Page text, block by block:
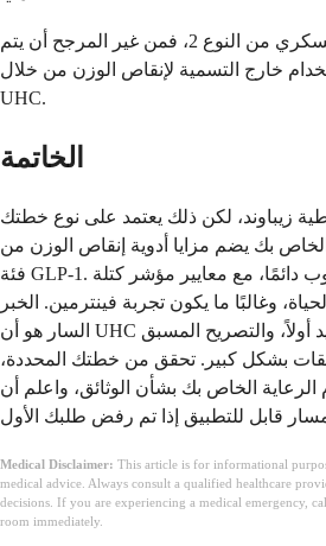
إذا لم تكن مصابًا بداء السكري من النوع 2، فمن غير المرجح أن يتم
خارج التسمية لإنقاص الوزن من خلال
UHC.
الخاتمة
زيباوند، لكن ذلك يعتمد على نوع خطتك
بك يضم مزايا أدوية إنقاص الوزن من
فئة GLP-1. التصريح المسبق مطلوب دائمًا، مع معايير مؤشر كتلة
وغالبًا ما يكون تجربة فينترمين. الخبر
السار هو أن UHC لا تتطلب تجربة سيماجلوتايد أولاً، والتصريح المسبق
بشكل كبير. تحقق من خطتك المحددة،
الخاص بك بشأن الوثائق، واعلم أن
Medical Disclaimer: This article is for informational
medical advice. Always consult a qualified healthcare
decisions. If you are experiencing a medical emergency,
room immediately.